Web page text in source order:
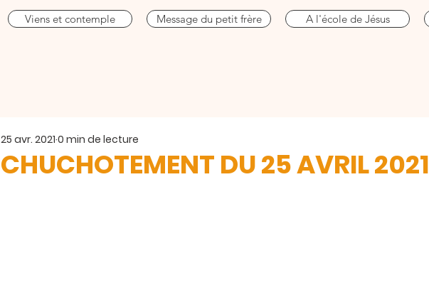
Viens et contemple Message du petit frère A l'école de Jésus
CHUCHOTEMENT DU 25 AVRIL 2021
25 avr. 2021 0 min de lecture